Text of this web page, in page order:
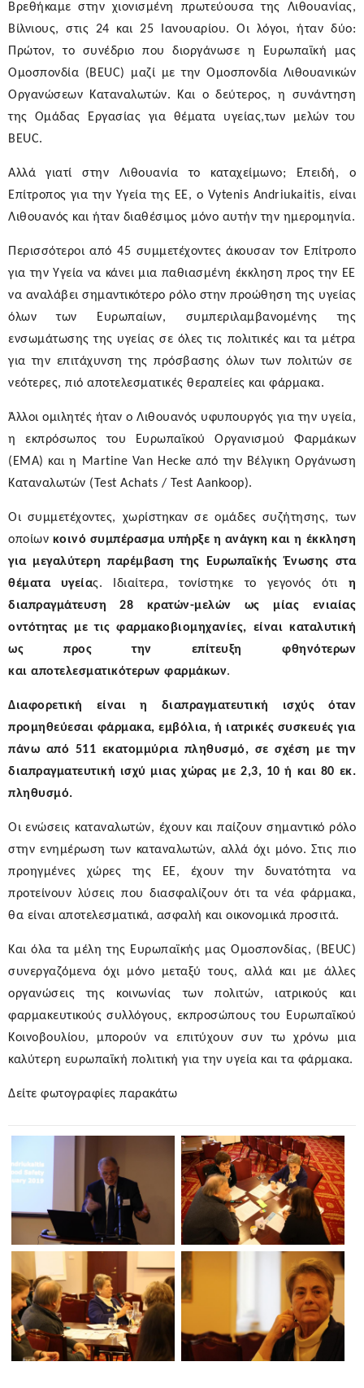
Βρεθήκαμε στην χιονισμένη πρωτεύουσα της Λιθουανίας,
Βίλνιους, στις 24 και 25 Ιανουαρίου. Οι λόγοι, ήταν δύο:
Πρώτον, το συνέδριο που διοργάνωσε η Ευρωπαϊκή μας
Ομοσπονδία (BEUC) μαζί με την Ομοσπονδία Λιθουανικών
Οργανώσεων Καταναλωτών. Και ο δεύτερος, η συνάντηση
της Ομάδας Εργασίας για θέματα υγείας,των μελών του
BEUC.
Αλλά γιατί στην Λιθουανία το καταχείμωνο; Επειδή, ο
Επίτροπος για την Υγεία της ΕΕ, ο Vytenis Andriukaitis, είναι
Λιθουανός και ήταν διαθέσιμος μόνο αυτήν την ημερομηνία.
Περισσότεροι από 45 συμμετέχοντες άκουσαν τον Επίτροπο
για την Υγεία να κάνει μια παθιασμένη έκκληση προς την ΕΕ
να αναλάβει σημαντικότερο ρόλο στην προώθηση της υγείας
όλων των Ευρωπαίων, συμπεριλαμβανομένης της
ενσωμάτωσης της υγείας σε όλες τις πολιτικές και τα μέτρα
για την επιτάχυνση της πρόσβασης όλων των πολιτών σε
νεότερες, πιό αποτελεσματικές θεραπείες και φάρμακα.
Άλλοι ομιλητές ήταν ο Λιθουανός υφυπουργός για την υγεία,
η εκπρόσωπος του Ευρωπαϊκού Οργανισμού Φαρμάκων
(ΕΜΑ) και η Martine Van Hecke από την Βέλγικη Οργάνωση
Καταναλωτών (Test Achats / Test Aankoop).
Οι συμμετέχοντες, χωρίστηκαν σε ομάδες συζήτησης, των
οποίων κοινό συμπέρασμα υπήρξε η ανάγκη και η έκκληση
για μεγαλύτερη παρέμβαση της Ευρωπαϊκής Ένωσης στα
θέματα υγείας. Ιδιαίτερα, τονίστηκε το γεγονός ότι η
διαπραγμάτευση 28 κρατών-μελών ως μίας ενιαίας
οντότητας με τις φαρμακοβιομηχανίες, είναι καταλυτική
ως προς την επίτευξη φθηνότερων
και αποτελεσματικότερων φαρμάκων.
Διαφορετική είναι η διαπραγματευτική ισχύς όταν
προμηθεύεσαι φάρμακα, εμβόλια, ή ιατρικές συσκευές για
πάνω από 511 εκατομμύρια πληθυσμό, σε σχέση με την
διαπραγματευτική ισχύ μιας χώρας με 2,3, 10 ή και 80 εκ.
πληθυσμό.
Οι ενώσεις καταναλωτών, έχουν και παίζουν σημαντικό ρόλο
στην ενημέρωση των καταναλωτών, αλλά όχι μόνο. Στις πιο
προηγμένες χώρες της ΕΕ, έχουν την δυνατότητα να
προτείνουν λύσεις που διασφαλίζουν ότι τα νέα φάρμακα,
θα είναι αποτελεσματικά, ασφαλή και οικονομικά προσιτά.
Και όλα τα μέλη της Ευρωπαϊκής μας Ομοσπονδίας, (BEUC)
συνεργαζόμενα όχι μόνο μεταξύ τους, αλλά και με άλλες
οργανώσεις της κοινωνίας των πολιτών, ιατρικούς και
φαρμακευτικούς συλλόγους, εκπροσώπους του Ευρωπαϊκού
Κοινοβουλίου, μπορούν να επιτύχουν συν τω χρόνω μια
καλύτερη ευρωπαϊκή πολιτική για την υγεία και τα φάρμακα.
Δείτε φωτογραφίες παρακάτω